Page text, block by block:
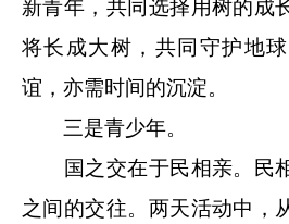
新青年，共同选择用树的成
将长成大树，共同守护地
谊，亦需时间的沉淀。
三是青少年。
国之交在于民相亲。民
之间的交往。两天活动中，